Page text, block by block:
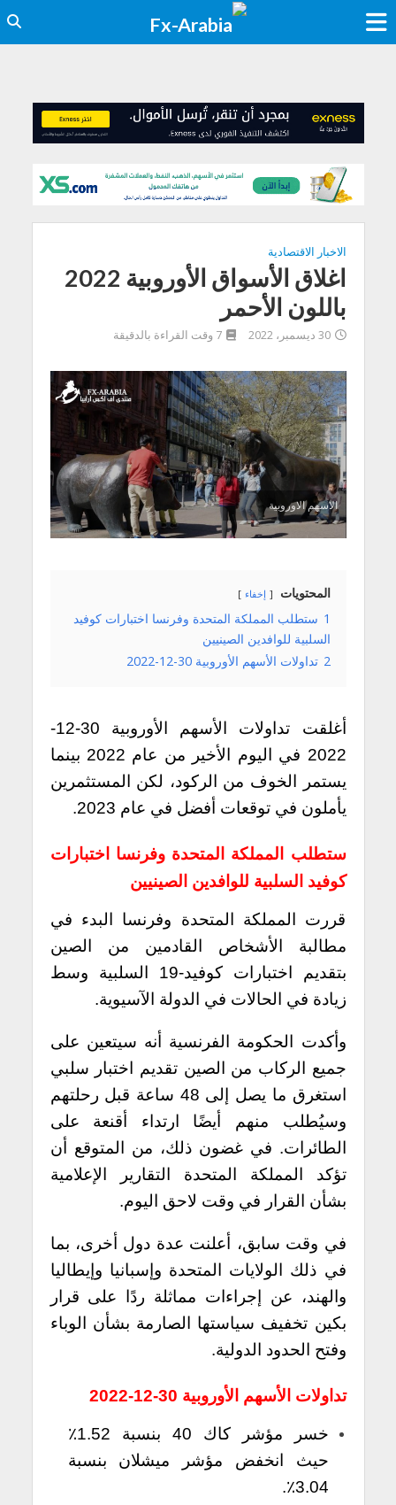
الاخبار الاقتصادية
اغلاق الأسواق الأوروبية 2022
باللون الأحمر
30 ديسمبر، 2022 7 وقت القراءة بالدقيقة
الاسهم الاوروبية
المحتويات إخفاء
1 ستطلب المملكة المتحدة وفرنسا اختبارات كوفيد
السلبية للوافدين الصينيين
2 تداولات الأسهم الأوروبية 30-12-2022
أغلقت تداولات الأسهم الأوروبية 30-12-
2022 في اليوم الأخير من عام 2022 بينما
يستمر الخوف من الركود، لكن المستثمرين
يأملون في توقعات أفضل في عام 2023.
ستطلب المملكة المتحدة وفرنسا اختبارات
كوفيد السلبية للوافدين الصينيين
قررت المملكة المتحدة وفرنسا البدء في
مطالبة الأشخاص القادمين من الصين
بتقديم اختبارات كوفيد-19 السلبية وسط
زيادة في الحالات في الدولة الآسيوية.
وأكدت الحكومة الفرنسية أنه سيتعين على
جميع الركاب من الصين تقديم اختبار سلبي
استغرق ما يصل إلى 48 ساعة قبل رحلتهم
وسيُطلب منهم أيضًا ارتداء أقنعة على
الطائرات. في غضون ذلك، من المتوقع أن
تؤكد المملكة المتحدة التقارير الإعلامية
بشأن القرار في وقت لاحق اليوم.
في وقت سابق، أعلنت عدة دول أخرى، بما
في ذلك الولايات المتحدة وإسبانيا وإيطاليا
والهند، عن إجراءات مماثلة ردًا على قرار
بكين تخفيف سياستها الصارمة بشأن الوباء
وفتح الحدود الدولية.
تداولات الأسهم الأوروبية 30-12-2022
خسر مؤشر كاك 40 بنسبة 1.52٪
حيث انخفض مؤشر ميشلان بنسبة
3.04٪.